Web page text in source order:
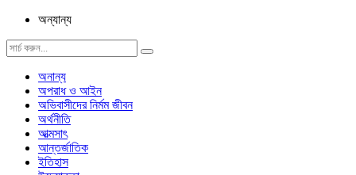
অন্যান্য
অনান্য
অপরাধ ও আইন
অভিবাসীদের নির্মম জীবন
অর্থনীতি
আত্মসাৎ
আন্তর্জাতিক
ইতিহাস